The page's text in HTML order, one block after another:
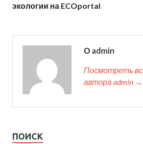
экологии на ECOportal
О admin
Посмотреть
автора admin →
ПОИСК